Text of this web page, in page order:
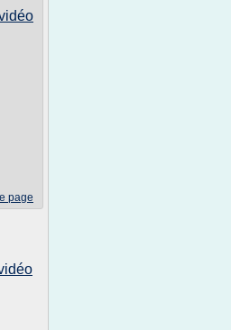
page